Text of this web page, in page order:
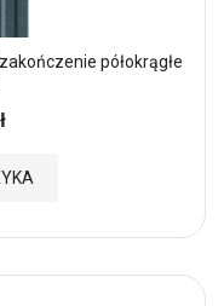
półokrągłe